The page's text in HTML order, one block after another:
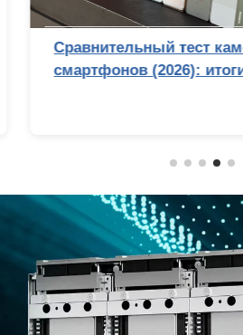
Сравнительный тест
смартфонов (2026): итоги